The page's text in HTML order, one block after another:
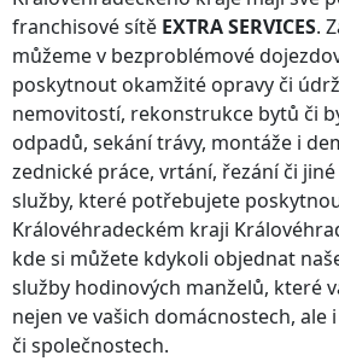
franchisové sítě EXTRA SERVICES.
můžeme v bezproblémové
poskytnout okamžité opravy či
nemovitostí, rekonstrukce bytů či
odpadů, sekání trávy, montáže i
zednické práce, vrtání, řezání či
služby, které potřebujete
Královéhradeckém kraji
kde si můžete kdykoli objednat
služby hodinových manželů, které
nejen ve vašich domácnostech, ale
či společnostech.